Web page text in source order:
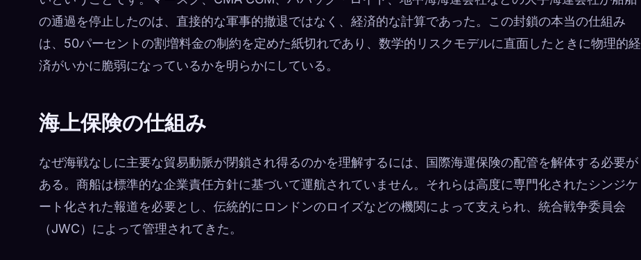
の通過を停止したのは、直接的な軍事的撤退ではなく、経済的な計算であった。この封鎖の本当の仕組み
は、50パーセントの割増料金の制約を定めた紙切れであり、数学的リスクモデルに直面したときに物理的経
済がいかに脆弱になっているかを明らかにしている。
海上保険の仕組み
なぜ海戦なしに主要な貿易動脈が閉鎖され得るのかを理解するには、国際海運保険の配管を解体する必要が
ある。商船は標準的な企業責任方針に基づいて運航されていません。それらは高度に専門化されたシンジケ
ート化された報道を必要とし、伝統的にロンドンのロイズなどの機関によって支えられ、統合戦争委員会
（JWC）によって管理されてきた。